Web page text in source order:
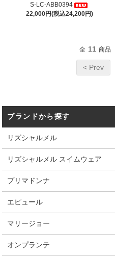
S-LC-ABB0394
22,000円(税込24,200円)
全 11 商品
< Prev
ブランドから探す
リズシャルメル
リズシャルメル スイムウェア
プリマドンナ
エピュール
マリージョー
オンプランテ